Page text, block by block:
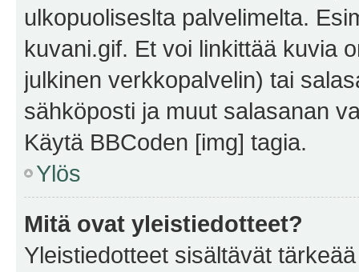
ulkopuoliseslta palvelimelta.
kuvani.gif. Et voi linkittää kuvia
julkinen verkkopalvelin) tai
sähköposti ja muut salasanan
Käytä BBCoden [img] tagia.
Ylös
Mitä ovat yleistiedotteet?
Yleistiedotteet sisältävät